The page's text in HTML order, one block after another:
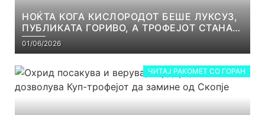
НОЌТА КОГА КИСЛОРОДОТ БЕШЕ ЛУКСУЗ,
ПУБЛИКАТА ГОРИВО, А ТРОФЕЈОТ СТАНА
РЕАЛНОСТ
01/06/2026
ЧИТАЈ РАКОМЕТ СО ГОРАН